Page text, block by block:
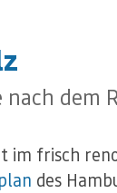
dem
im frisch
des